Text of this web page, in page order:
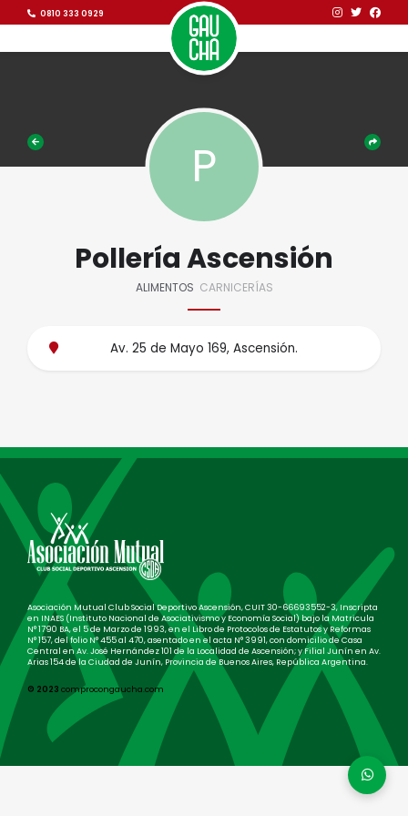
0810 333 0929
Pollería Ascensión
ALIMENTOS CARNICERÍAS
Av. 25 de Mayo 169, Ascensión.
Asociación Mutual Club Social Deportivo Ascensión, CUIT 30-66693552-3, Inscripta
en INAES (Instituto Nacional de Asociativismo y Economía Social) bajo la Matricula
N° 1790 BA, el 5 de Marzo de 1993, en el Libro de Protocolos de Estatutos y Reformas
N° 157, del folio N° 455 al 470, asentado en el acta N° 3991, con domicilio de Casa
Central en Av. José Hernández 101 de la Localidad de Ascensión; y Filial Junín en Av.
Arias 154 de la Ciudad de Junín, Provincia de Buenos Aires, República Argentina.
© 2023 comprocongaucha.com